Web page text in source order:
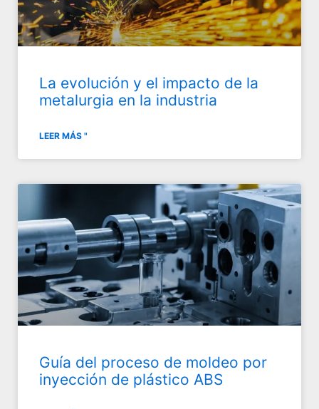
La evolución y el impacto de la
metalurgia en la industria
LEER MÁS "
Guía del proceso de moldeo por
inyección de plástico ABS